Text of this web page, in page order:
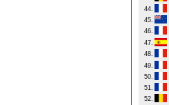
44.
45.
46.
47.
48.
49.
50.
51.
52.